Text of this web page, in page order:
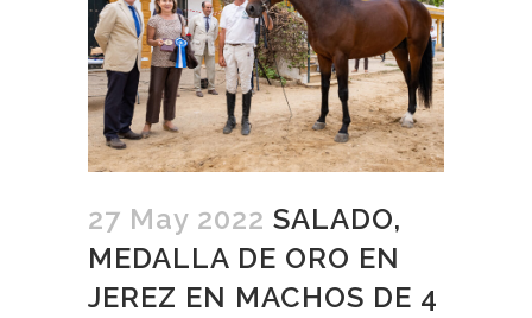
27 May 2022 SALADO,
MEDALLA DE ORO EN
JEREZ EN MACHOS DE 4